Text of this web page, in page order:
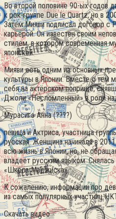
Во второй половине 90-ых годов
к рок-группе Due le Quartz, но в
Затем Мияви подписал договор с
карьерой. Он известен своим
стилем, в котором современная
японской.
Мияви есть одним из основных
культуры в Японии. Вместе с тем
себя на актёрском поприще,
Джоли «Несломленный» в роли
Мурасигэ Анна (????)
певица и Актриса, участница
русская. Женщина начинала в
всю жизнь в Японии, но, не
владеет русским языком.
«Школа Маджиска».
К сожалению, информации про
из самых популярных участниц
Скачать видео